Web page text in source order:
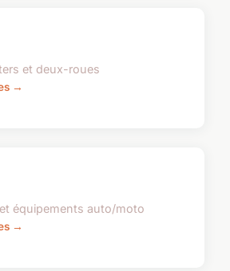
et deux-roues
→
équipements auto/moto
→